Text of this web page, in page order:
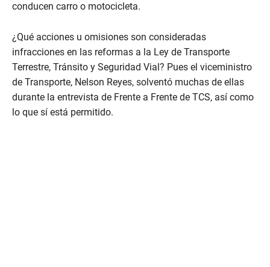
conducen carro o motocicleta.
¿Qué acciones u omisiones son consideradas
infracciones en las reformas a la Ley de Transporte
Terrestre, Tránsito y Seguridad Vial? Pues el viceministro
de Transporte, Nelson Reyes, solventó muchas de ellas
durante la entrevista de Frente a Frente de TCS, así como
lo que sí está permitido.